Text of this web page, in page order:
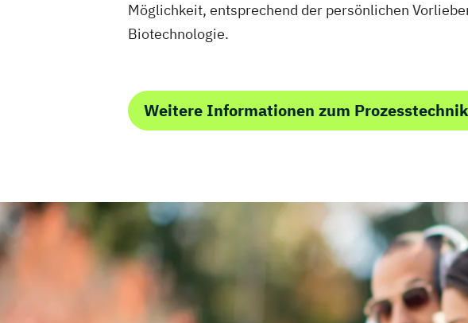
Möglichkeit, entsprechend der persönlichen
Biotechnologie.
Weitere Informationen zum